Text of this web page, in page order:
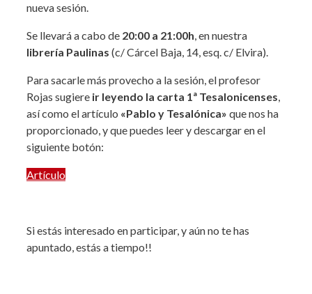
nueva sesión.
Se llevará a cabo de 20:00 a 21:00h, en nuestra
librería Paulinas (c/ Cárcel Baja, 14, esq. c/ Elvira).
Para sacarle más provecho a la sesión, el profesor
Rojas sugiere ir leyendo la carta 1ª Tesalonicenses,
así como el artículo «Pablo y Tesalónica» que nos ha
proporcionado, y que puedes leer y descargar en el
siguiente botón:
Artículo
Si estás interesado en participar, y aún no te has
apuntado, estás a tiempo!!